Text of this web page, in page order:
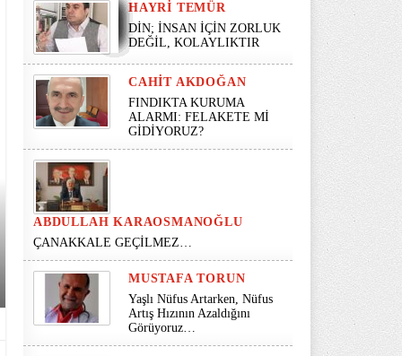
HAYRI TEMÜR
DİN; İNSAN İÇİN ZORLUK
DEĞİL, KOLAYLIKTIR
CAHIT AKDOĞAN
FINDIKTA KURUMA
ALARMI: FELAKETE Mİ
GİDİYORUZ?
ABDULLAH KARAOSMANOĞLU
ÇANAKKALE GEÇİLMEZ…
MUSTAFA TORUN
Yaşlı Nüfus Artarken, Nüfus
Artış Hızının Azaldığını
Görüyoruz…